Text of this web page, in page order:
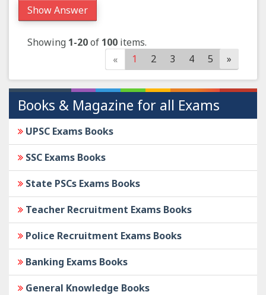
Show Answer
Showing 1-20of 100 items.
«
1 2 3 4 5 »
Books & Magazine for all Exams
UPSC Exams Books
SSC Exams Books
State PSCs Exams Books
Teacher Recruitment Exams Books
Police Recruitment Exams Books
Banking Exams Books
General Knowledge Books